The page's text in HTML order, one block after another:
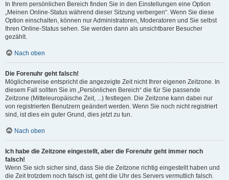
In Ihrem persönlichen Bereich finden Sie in den Einstellungen eine Option
„Meinen Online-Status während dieser Sitzung verbergen“. Wenn Sie diese
Option einschalten, können nur Administratoren, Moderatoren und Sie selbst
Ihren Online-Status sehen. Sie werden dann als unsichtbarer Besucher
gezählt.
Nach oben
Die Forenuhr geht falsch!
Möglicherweise entspricht die angezeigte Zeit nicht Ihrer eigenen Zeitzone. In
diesem Fall sollten Sie im „Persönlichen Bereich“ die für Sie passende
Zeitzone (Mitteleuropäische Zeit, ...) festlegen. Die Zeitzone kann dabei nur
von registrierten Benutzern geändert werden. Wenn Sie noch nicht registriert
sind, ist dies ein guter Grund, dies jetzt zu tun.
Nach oben
Ich habe die Zeitzone eingestellt, aber die Forenuhr geht immer noch
falsch!
Wenn Sie sich sicher sind, dass Sie die Zeitzone richtig eingestellt haben und
die Zeit trotzdem noch falsch ist, geht die Uhr des Servers vermutlich falsch.